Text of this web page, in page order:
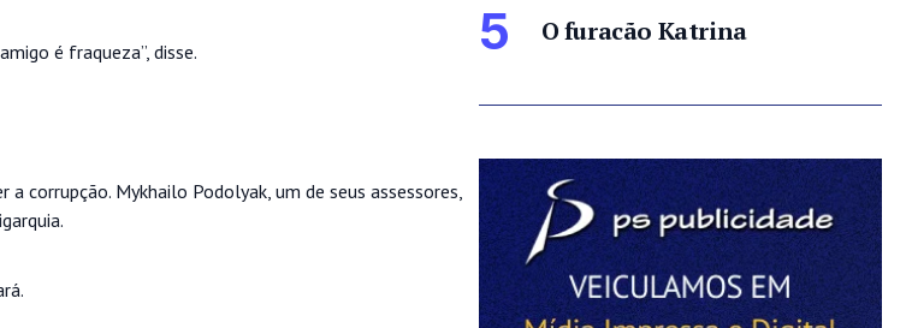
é fraqueza”, disse.
corrupção. Mykhailo Podolyak, um de seus assessores,
5 O furacão Katrina